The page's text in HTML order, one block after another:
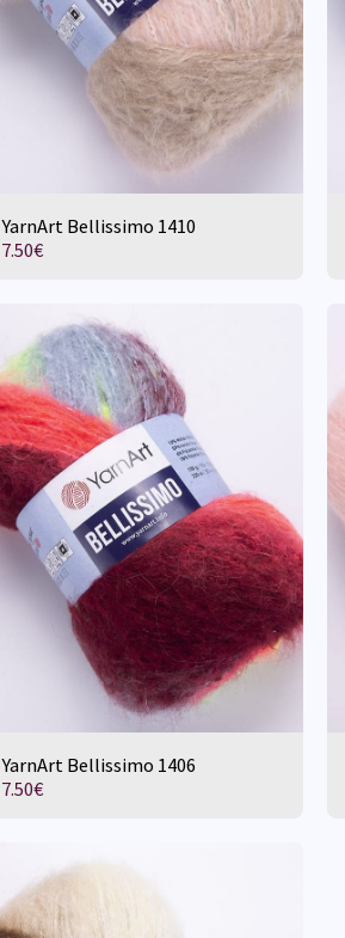
YarnArt Bellissimo 1410
7.50€
YarnArt Bellissimo 1406
7.50€